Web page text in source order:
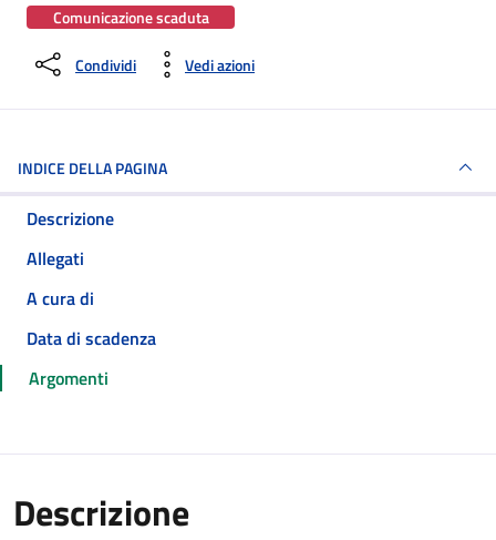
Comunicazione scaduta
Condividi Vedi azioni
INDICE DELLA PAGINA
Descrizione
Allegati
A cura di
Data di scadenza
Argomenti
Descrizione